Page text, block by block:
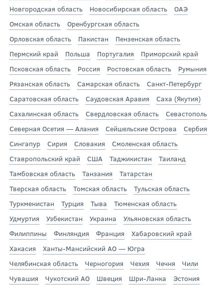
Новгородская область
Новосибирская область
ОАЭ
Омская область
Оренбургская область
Орловская область
Пакистан
Пензенская область
Пермский край
Польша Португалия
Приморский край
Псковская область
Россия Ростовская область
Румыния
Рязанская область
Самарская область
Санкт-Петербург
Саратовская область
Саудовская Аравия
Саха (Якутия)
Сахалинская область
Свердловская область
Севастополь
Северная Осетия — Алания
Сейшельские Острова
Сербия
Сингапур
Сирия Словакия
Смоленская область
Ставропольский край
США Таджикистан
Таиланд
Тамбовская область
Танзания
Татарстан
Тверская область
Томская область
Тульская область
Туркменистан
Турция Тыва
Тюменская область
Удмуртия
Узбекистан Украина
Ульяновская область
Филиппины
Финляндия Франция
Хабаровский край
Хакасия
Ханты-Мансийский АО — Югра
Челябинская область
Черногория Чехия Чечня
Чили
Чувашия
Чукотский АО Швеция Шри-Ланка
Эстония